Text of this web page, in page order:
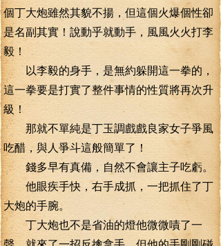
個丁大炮雖然其貌不揚，但這個火爆個性卻
是名副其實！說動乎就動手，風風火火打李
毅！
以李毅的身手，是無約躲開這一拳的，
這一拳要是打實了整件事情的性質將再次升
級！
那就不單純是丁玉調戲戲良家女子爭風
吃醋，與人爭斗這般簡單了！
錢多早有真備，自然不會讓主子吃虧。
他眼疾手快，右手成抓，一把抓住了丁
大炮的手腕。
丁大炮也不是省油的燈他微微嘖了一